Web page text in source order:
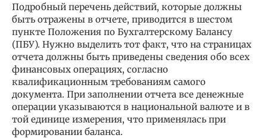
Подробный перечень действий, которые должны
быть отражены в отчете, приводится в шестом
пункте Положения по Бухгалтерскому Балансу
(ПБУ). Нужно выделить тот факт, что на страницах
отчета должны быть приведены сведения обо всех
финансовых операциях, согласно
квалификационным требованиям самого
документа. При заполнении отчета все денежные
операции указываются в национальной валюте и в
той единице измерения, что применялась при
формировании баланса.